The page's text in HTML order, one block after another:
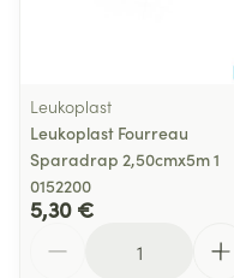
Leukoplast
Leukoplast Fourreau
Sparadrap 2,50cmx5m 1
0152200
5,30 €